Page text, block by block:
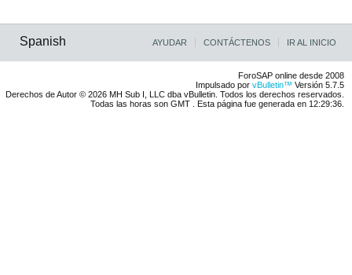
Spanish AYUDAR CONTÁCTENOS IR AL INICIO
ForoSAP online desde 2008
Impulsado por vBulletin™ Versión 5.7.5
Derechos de Autor © 2026 MH Sub I, LLC dba vBulletin. Todos los derechos reservados.
Todas las horas son GMT . Esta página fue generada en 12:29:36.